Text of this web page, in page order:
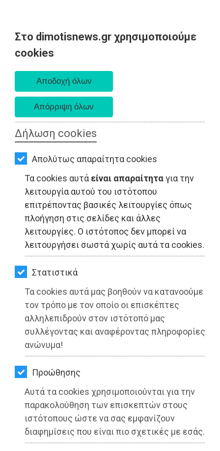
Στο dimotisnews.gr χρησιμοποιούμε
cookies
Δήλωση cookies
Απολύτως απαραίτητα cookies
Τα cookies αυτά είναι απαραίτηταγια την
λειτουργία αυτού του ιστότοπου
επιτρέποντας βασικές λειτουργίες όπως
πλοήγηση στις σελίδες και άλλες
λειτουργίες. Ο ιστότοπος δεν μπορεί να
λειτουργήσει σωστά χωρίς αυτά τα cookies.
Στατιστικά
Τα cookies αυτά μας βοηθούν να κατανοούμε
τον τρόπο με τον οποίο οι επισκέπτες
αλληλεπιδρούν στον ιστότοπό μας
συλλέγοντας και αναφέροντας πληροφορίες
ανώνυμα!
Προώθησης
Αυτά τα cookies χρησιμοποιούνται για την
παρακολούθηση των επισκεπτών στους
ιστότοπους ώστε να σας εμφανίζουν
διαφημίσεις που είναι πιο σχετικές με εσάς.
AΡΧΙΚΗ
ΕΙΔΗΣΕΙΣ
ΠΟΛΙΤΙΚΗ
ΤΟΠΙΚΗ
ΑΥΤΟΔΙΟΙΚΗΣΗ
ΟΙΚΟΝΟΜΙΑ
ΑΘΛΗΤΙΣΜΟΣ
ΠΟΛΙΤΙΣΜΟΣ
ΣΠΙΤΙ-
ΚΗΠΟΣ
ΥΓΕΙΑ
LIFESTYLE
ΤΑΞΙΔΙΑ
ΕΞΟΔΟΣ
ΠΕΡΙΒΑΛΛΟΝ
ΚΑΤΟΙΚΙΔΙΟ
ΑΓΓΕΛΙΕΣ
ΕΦΗΜΕΡΙΔΕΣ
OΔΗΓΟΣ
ΑΓΟΡΑΣ
LIFESTYLE - Ανατολική Αττική